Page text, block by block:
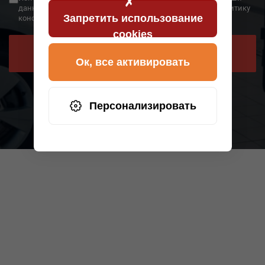
данные будут переданы в AWHelp и что вы прочитали политику
конфиденциальности.Запретить использование
cookies
Персонализировать
Ок, все активировать